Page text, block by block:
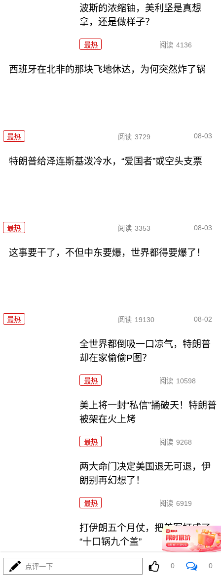
波斯的浓缩铀，美利坚是真想
拿，还是做样子？
最热 阅读 4136
西班牙在北非的那块飞地休达，为何突然炸了锅
最热 阅读 3729 08-03
特朗普给泽连斯基泼冷水，“爱国者”或空头支票
最热 阅读 3353 08-03
这事要干了，不但中东要爆，世界都得要爆了！
最热 阅读 19130 08-02
全世界都倒吸一口凉气，特朗普
却在家偷偷P图？
最热 阅读 10598
美上将一封“私信”捅破天！特朗普
被架在火上烤
最热 阅读 9268
两大命门决定美国退无可退，伊
朗别再幻想了！
最热 阅读 6919
打伊朗五个月仗，把美军打成了
“十口锅九个盖”
阅读 5367
点评一下 0 0